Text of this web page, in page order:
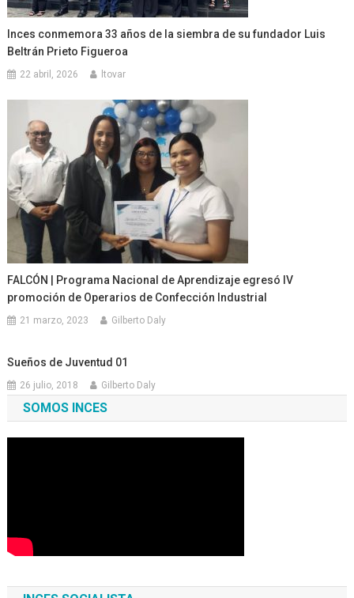
Inces conmemora 33 años de la siembra de su fundador Luis
Beltrán Prieto Figueroa
22 abril, 2026 ltovar
FALCÓN | Programa Nacional de Aprendizaje egresó IV
promoción de Operarios de Confección Industrial
21 marzo, 2023 Gilberto Daly
Sueños de Juventud 01
26 julio, 2018 Gilberto Daly
SOMOS INCES